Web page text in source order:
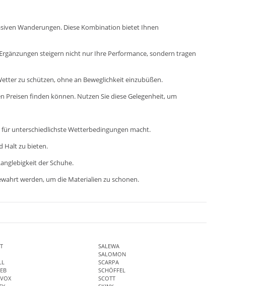
Wanderungen. Diese Kombination bietet Ihnen
steigern nicht nur Ihre Performance, sondern tragen
zu schützen, ohne an Beweglichkeit einzubüßen.
Preisen finden können. Nutzen Sie diese Gelegenheit, um
für unterschiedlichste Wetterbedingungen macht.
Halt zu bieten.
der Schuhe.
werden, um die Materialien zu schonen.
SALEWA
SALOMON
SCARPA
SCHÖFFEL
SCOTT